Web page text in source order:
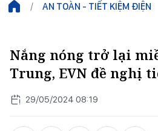
AN TOÀN - TIẾT KIỆM ĐIỆN
Nắng nóng trở lại
Trung, EVN đề nghị
29/05/2024 08:19